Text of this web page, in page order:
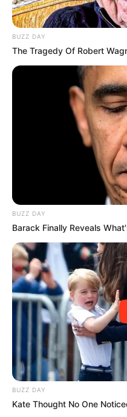
BUZZ DAY
The Tragedy Of Robert
BUZZ DAY
Barack Finally Reveals
BUZZ DAY
Kate Thought No One